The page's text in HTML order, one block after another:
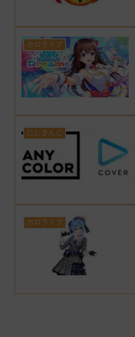
ホロライブ
にじさんじ
ホロライブ